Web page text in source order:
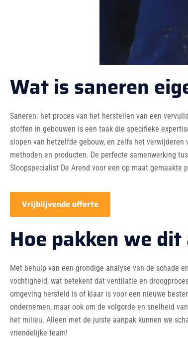
Wat is saneren
Saneren: het proces van het herstellen van een
stoffen in gebouwen is een taak die specifieke
slopen van hetzelfde gebouw, en zelfs het
methoden en producten. De perfecte samenwerking
Sloopspecialist De Arend voor een op maat
Vrijblijvende offerte
Hoe pakken we dit
Met behulp van een grondige analyse van de schade
vochtigheid, wat betekent dat ventilatie en
omgeving hersteld is of klaar is voor een nieuwe
ondernemen, maar ook om de volgorde en snelheid
het milieu. Alleen met de juiste aanpak kunnen we
vriendelijke team!